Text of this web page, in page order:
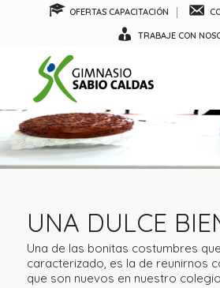
OFERTAS CAPACITACIÓN
TRABAJE CON
UNA DULCE
Una de las bonitas costumbres
caracterizado, es la de reunirnos
que son nuevos en nuestro colegio